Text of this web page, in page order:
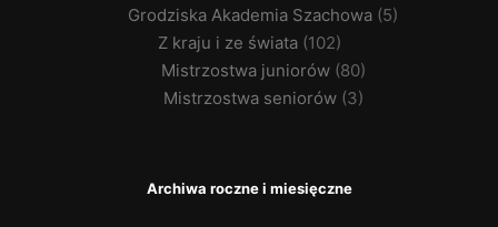
Grodziska Akademia Szachowa (5)
Z kraju i ze świata(102)
Mistrzostwa juniorów(80)
Mistrzostwa seniorów(3)
Archiwa roczne i miesięczne